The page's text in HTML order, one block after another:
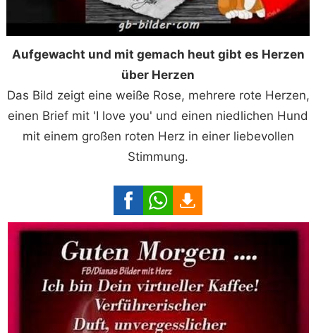
Aufgewacht und mit gemach heut gibt es Herzen
über Herzen
Das Bild zeigt eine weiße Rose, mehrere rote Herzen,
einen Brief mit 'I love you' und einen niedlichen Hund
mit einem großen roten Herz in einer liebevollen
Stimmung.